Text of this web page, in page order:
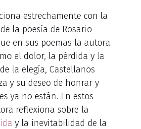
estrechamente con la
la poesía de Rosario
en sus poemas la autora
el dolor, la pérdida y la
la elegía, Castellanos
y su deseo de honrar y
ya no están. En estos
reflexiona sobre la
y la inevitabilidad de la